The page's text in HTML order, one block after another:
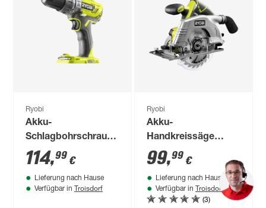
Ryobi
Akku-
Schlagbohrschrauber
'ONE+ R18PD3-0'
ohne Akku und
Ladegerät
114,99 €
Lieferung nach Hause
Verfügbar in Troisdorf
Ryobi
Akku-
Handkreissäge
'ONE+ R18CS-0'
ohne Akku, Ø 165
mm
99,99 €
Lieferung nach Hause
Verfügbar in Troisdorf
(3)